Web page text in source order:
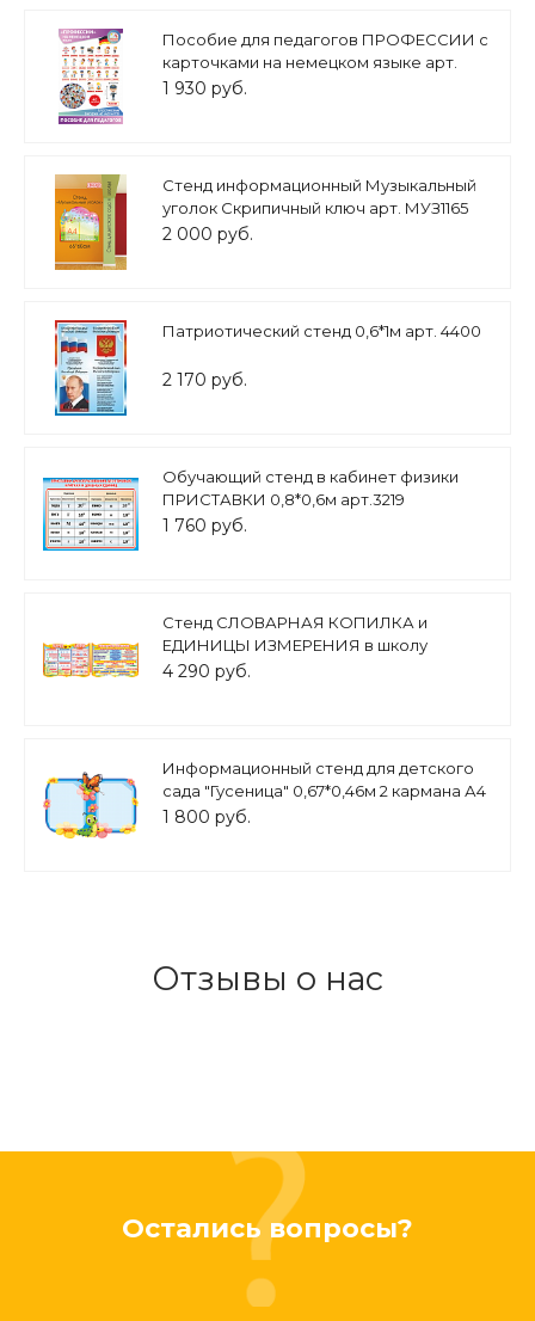
Пособие для педагогов ПРОФЕССИИ с
карточками на немецком языке арт.
ПР666
1 930 руб.
Стенд информационный Музыкальный
уголок Скрипичный ключ арт. МУЗ1165
2 000 руб.
Патриотический стенд 0,6*1м арт. 4400
2 170 руб.
Обучающий стенд в кабинет физики
ПРИСТАВКИ 0,8*0,6м арт.3219
1 760 руб.
Стенд СЛОВАРНАЯ КОПИЛКА и
ЕДИНИЦЫ ИЗМЕРЕНИЯ в школу
0,8*0,6м арт.ШК327
4 290 руб.
Информационный стенд для детского
сада "Гусеница" 0,67*0,46м 2 кармана А4
арт.ДС221
1 800 руб.
Отзывы о нас
Остались вопросы?